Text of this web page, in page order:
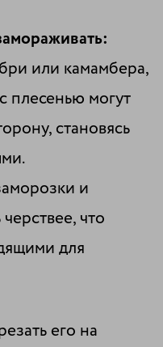
или камамбера,
плесенью могут
становясь
и
что
для
его на